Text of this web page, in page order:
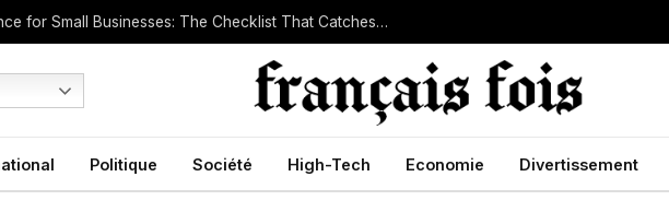
Company Due Diligence for Small Businesses: The Checklist That Catches Trouble Early
Politique Société High-Tech Economie Divertissement
va être investi pour son
présidentiel